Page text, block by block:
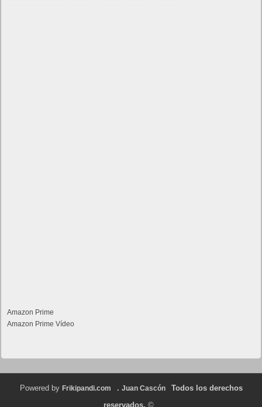
Amazon Prime
Amazon Prime Vídeo
Powered by Frikipandi.com . Juan Cascón
Todos los derechos
reservados. ©